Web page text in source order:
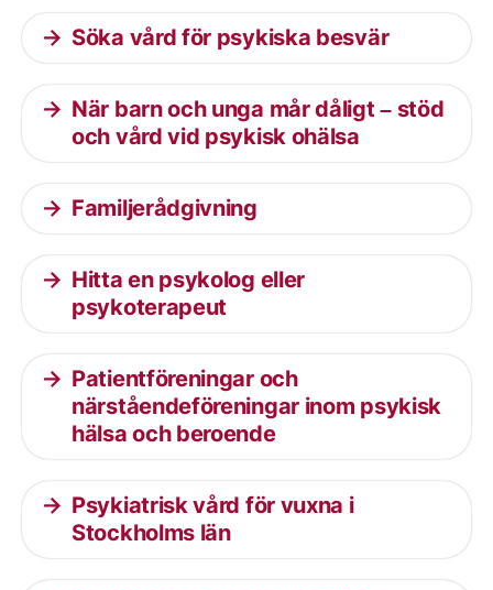
Söka vård för psykiska besvär
När barn och unga mår dåligt – stöd
och vård vid psykisk ohälsa
Familjerådgivning
Hitta en psykolog eller
psykoterapeut
Patientföreningar och
närståendeföreningar inom psykisk
hälsa och beroende
Psykiatrisk vård för vuxna i
Stockholms län